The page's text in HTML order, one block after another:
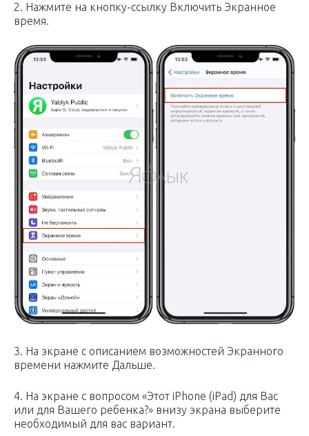
2. Нажмите на кнопку-ссылку Включить Экранное
время.
3. На экране с описанием возможностей Экранного
времени нажмите Дальше.
4. На экране с вопросом «Этот iPhone (iPad) для Вас
или для Вашего ребенка?» внизу экрана выберите
необходимый для вас вариант.